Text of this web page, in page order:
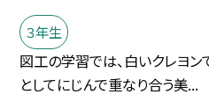
３年生
図工の学習では、白いクレヨ
としてにじんで重なり合う美...